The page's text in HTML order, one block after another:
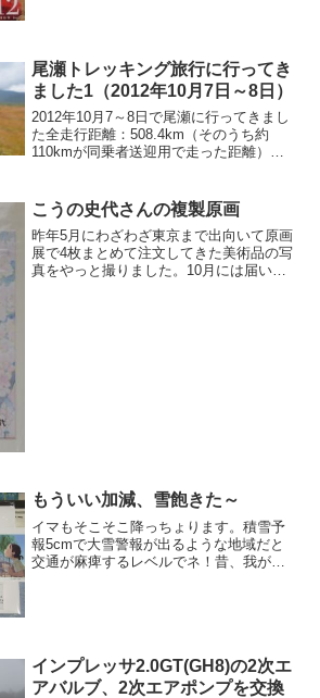
尾瀬トレッキング旅行に行ってき
ました1（2012年10月7日～8日）
2012年10月7～8日で尾瀬に行ってきまし
た全走行距離：508.4km（そのうち約
110kmが同乗者送迎用で走った距離）家
回、念願の尾瀬に行くことが出来ま...
こうの史代さんの複製原画
昨年5月にわざわざ東京まで出向いて原画
展で4枚まとめて注文してきた美術品の写
真をやっと撮りました。10月には届いた
もういい加減、雪飽きた～
イマもそこそこ降っちょります。積雪予
報5cmで大雪警報が出るような地域だと
交通が麻痺するレベルでネ！昔、我が愛
インプレッサ2.0GT(GH8)の2次エ
アバルブ、2次エアポンプを交換